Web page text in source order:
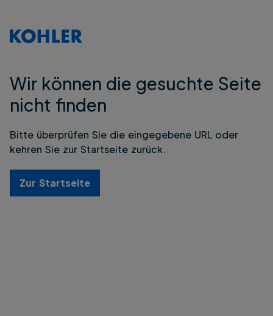
Wir können die gesuchte Seite
nicht finden
Bitte überprüfen Sie die eingegebene URL oder
kehren Sie zur Startseite zurück.
Zur Startseite